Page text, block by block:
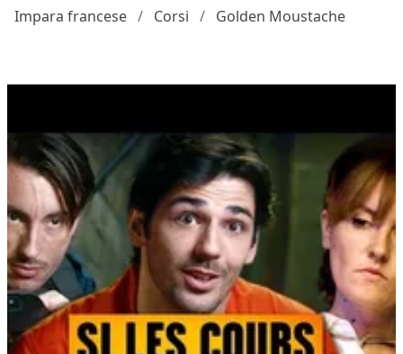
Impara francese Corsi Golden Moustache